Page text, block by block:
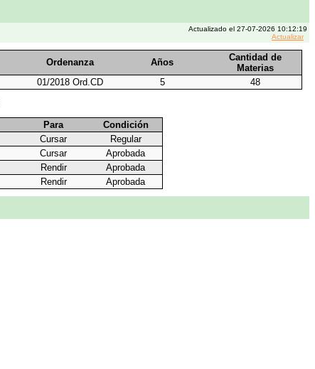
Actualizado el 27-07-2026 10:12:19
Actualizar
Ordenanza Años
Cantidad de
Materias
01/2018 Ord.CD 5
48
Para
Condición
Cursar
Regular
Cursar
Aprobada
Rendir
Aprobada
Rendir Aprobada